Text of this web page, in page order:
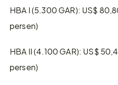
HBA I (5.300 GAR): US$
persen)
HBA II (4.100 GAR): US$
persen)